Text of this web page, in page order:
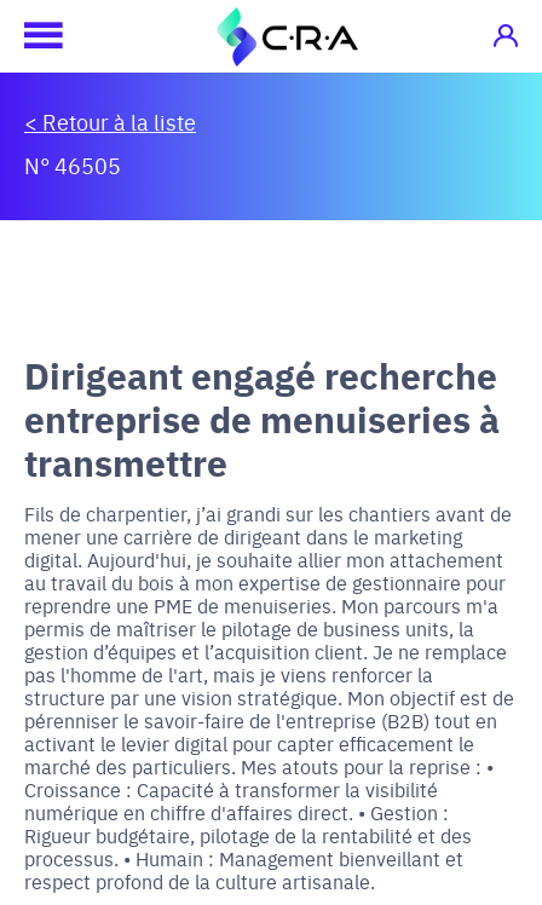
< Retour à la liste
N° 46505
Dirigeant engagé recherche
entreprise de menuiseries à
transmettre
Fils de charpentier, j’ai grandi sur les chantiers avant de
mener une carrière de dirigeant dans le marketing
digital. Aujourd'hui, je souhaite allier mon attachement
au travail du bois à mon expertise de gestionnaire pour
reprendre une PME de menuiseries. Mon parcours m'a
permis de maîtriser le pilotage de business units, la
gestion d’équipes et l’acquisition client. Je ne remplace
pas l'homme de l'art, mais je viens renforcer la
structure par une vision stratégique. Mon objectif est de
pérenniser le savoir-faire de l'entreprise (B2B) tout en
activant le levier digital pour capter efficacement le
marché des particuliers. Mes atouts pour la reprise : •
Croissance : Capacité à transformer la visibilité
numérique en chiffre d'affaires direct. • Gestion :
Rigueur budgétaire, pilotage de la rentabilité et des
processus. • Humain : Management bienveillant et
respect profond de la culture artisanale.